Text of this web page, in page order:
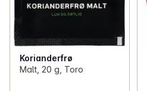
Korianderfrø
Malt, 20 g, Toro